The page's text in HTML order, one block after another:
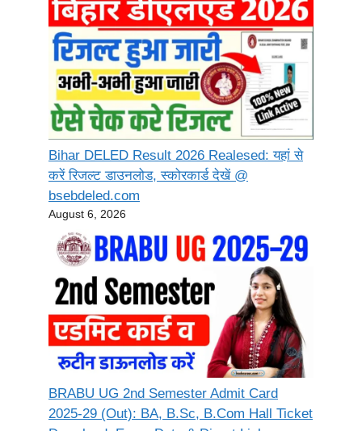
Bihar DELED Result 2026 Realesed: यहां से
करें रिजल्ट डाउनलोड, स्कोरकार्ड देखें @
bsebdeled.com
August 6, 2026
BRABU UG 2nd Semester Admit Card
2025-29 (Out): BA, B.Sc, B.Com Hall Ticket